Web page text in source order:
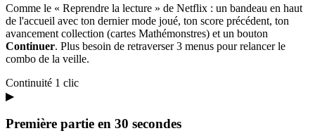
Comme le « Reprendre la lecture » de Netflix : un bandeau en haut
de l'accueil avec ton dernier mode joué, ton score précédent, ton
avancement collection (cartes Mathémonstres) et un bouton
Continuer. Plus besoin de retraverser 3 menus pour relancer le
combo de la veille.
Continuité 1 clic
▶
Première partie en 30 secondes